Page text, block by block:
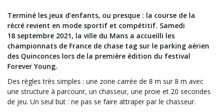
Terminé les jeux d’enfants, ou presque : la course de la
récré revient en mode sportif et compétitif. Samedi
18 septembre 2021, la ville du Mans a accueilli les
championnats de France de chase tag sur le parking aérien
des Quinconces lors de la première édition du festival
Forever Young.
Des règles très simples : une zone carrée de 8 m sur 8 m avec
une structure à parcourir, un chasseur, une proie et 20 secondes
de jeu. Un seul but : ne pas se faire attraper par le chasseur.